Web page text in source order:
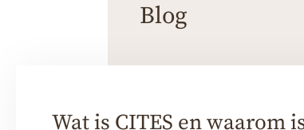
Blog
Wat is CITES en waarom